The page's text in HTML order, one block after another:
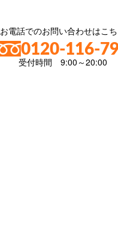
お電話でのお問い合わせはこ
0120-116-
受付時間 9:00～20:00